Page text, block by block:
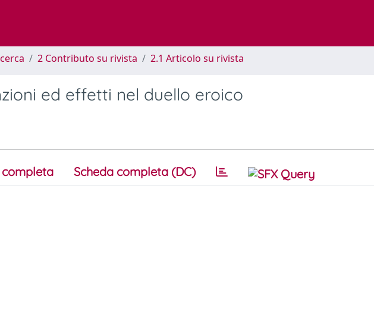
2 Contributo su rivista 2.1 Articolo su rivista
ed effetti nel duello eroico
completa Scheda completa (DC)